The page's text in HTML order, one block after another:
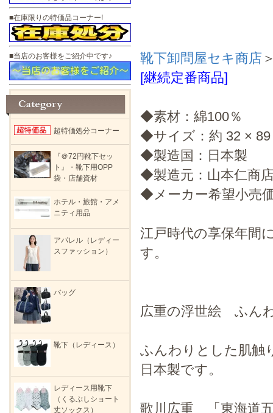
靴下卸問屋セキ商店
[継続定番商品]
◆素材：綿100％
◆サイズ：約 32 × 89
◆製造国：日本製
◆製造元：山本仁商
◆メーカー希望小売
江戸時代の享保年間
す。
広重の浮世絵 ふん
ふんわりとした肌触
日本製です。
歌川広重 「東海道
■在庫限りの特価品コーナー!
■当店のお客様をご紹介中です♪
超特価処分コーナー
『＠72円靴下セッ
ト』・靴下用OPP
袋・店舗資材
ホテル・旅館・アメ
ニティ用品
アパレル（レディー
スファッション）
バッグ
靴下（レディース）
レディース用靴下
（くるぶしショート
丈ソックス）